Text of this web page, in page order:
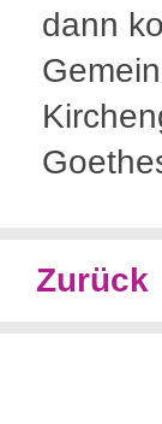
dann
Zurück